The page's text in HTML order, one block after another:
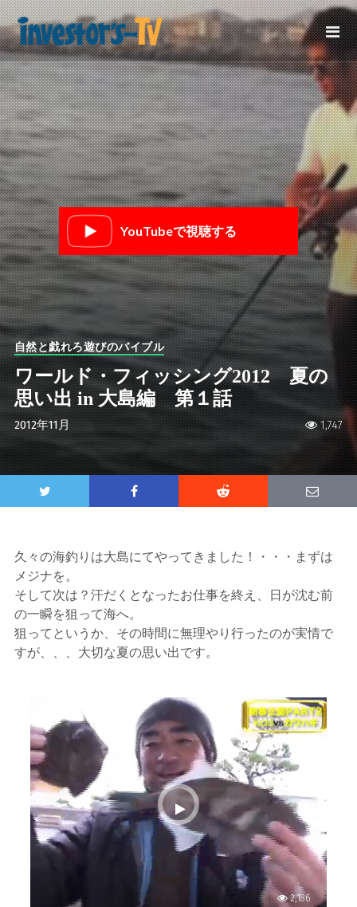
YouTubeで視聴する
1,747
自然と戯れろ遊びのバイブル
ワールド・フィッシング2012 夏の
思い出 in 大島編 第１話
2012年11月
久々の海釣りは大島にてやってきました！・・・まずは
メジナを。
そして次は？汗だくとなったお仕事を終え、日が沈む前
の一瞬を狙って海へ。
狙ってというか、その時間に無理やり行ったのが実情で
すが、、、大切な夏の思い出です。
2,186